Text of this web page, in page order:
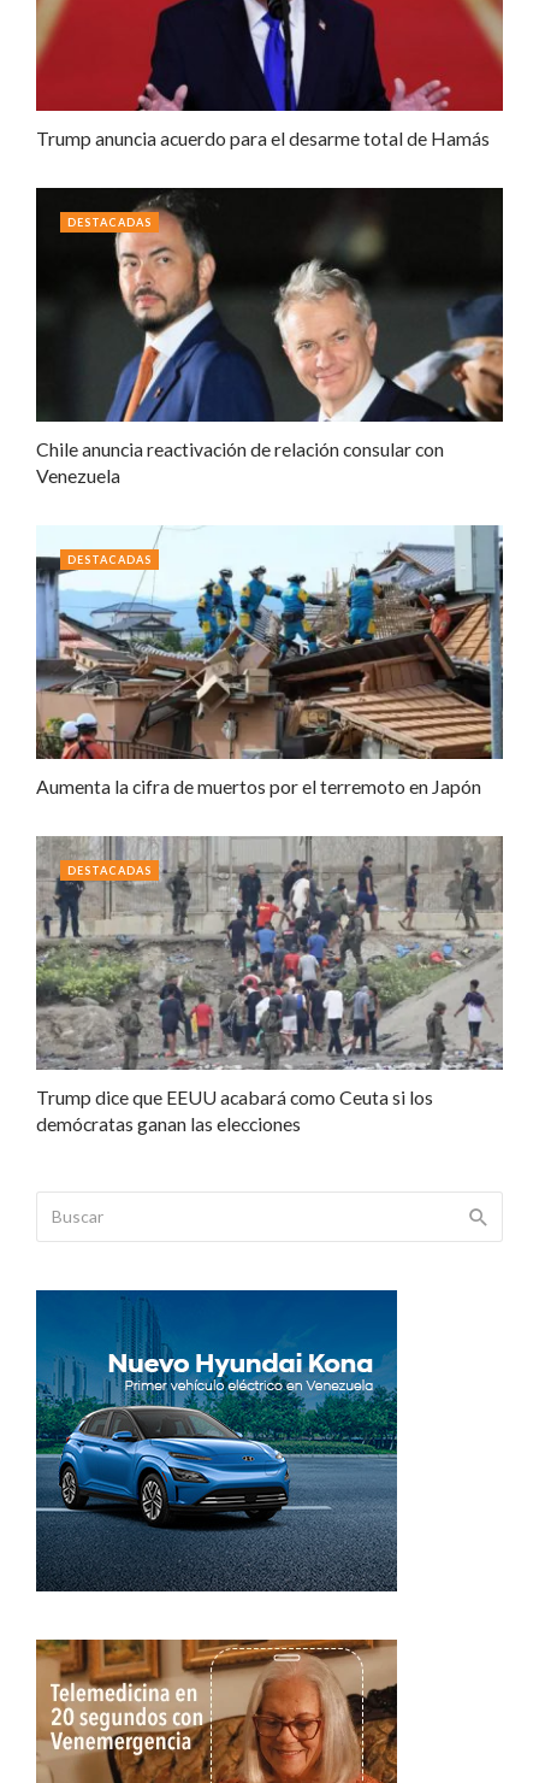
Trump anuncia acuerdo para el desarme total de Hamás
Chile anuncia reactivación de relación consular con
Venezuela
DESTACADAS
Aumenta la cifra de muertos por el terremoto en Japón
DESTACADAS
Trump dice que EEUU acabará como Ceuta si los
demócratas ganan las elecciones
DESTACADAS